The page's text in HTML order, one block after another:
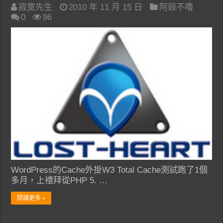
寂寞先生 2010 年 11 月 15 日
阿殺不嚕
0
96
WordPress的Cache外掛W3 Total Cache測試跑了1個
多月，上禮拜從PHP 5. …
閱讀更多 »